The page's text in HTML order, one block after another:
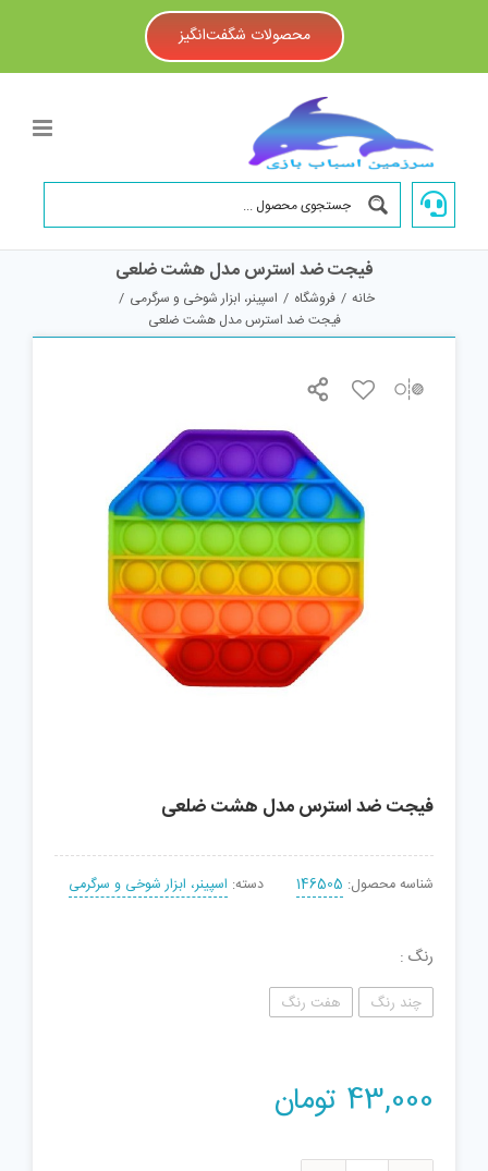
محصولات شگفت‌انگیز
فیجت ضد استرس مدل هشت ضلعی
خانه / فروشگاه / اسپینر، ابزار شوخی و سرگرمی /
فیجت ضد استرس مدل هشت ضلعی
فیجت ضد استرس مدل هشت ضلعی
شناسه محصول: 146505 دسته: اسپینر، ابزار شوخی و سرگرمی
رنگ
چند رنگ هفت رنگ
43,000 تومان